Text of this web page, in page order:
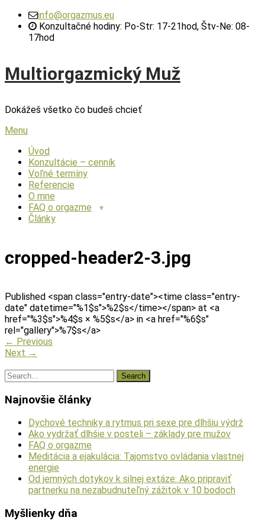
Skip
content
info@orgazmus.eu
Konzultačné hodiny: Po-Str: 17-21hod, Štv-Ne: 08-
17hod
Multiorgazmický Muž
Dokážeš všetko čo budeš chcieť
Menu
Úvod
Konzultácie – cenník
Voľné termíny
Referencie
O mne
FAQ o orgazme
Články
cropped-header2-3.jpg
Published <span class="entry-date"><time class="entry-
date" datetime="%1$s">%2$s</time></span> at <a
href="%3$s">%4$s × %5$s</a> in <a href="%6$s"
rel="gallery">%7$s</a>
← Previous
Next →
Najnovšie články
Dychové techniky a rytmus pri sexe pre dlhšiu výdrž
Ako vydržať dlhšie v posteli – základy pre mužov
FAQ o orgazme
Meditácia a ejakulácia: Tajomstvo ovládania vlastnej
energie
Od jemných dotykov k silnej extáze: Ako pripraviť
partnerku na nezabudnuteľný zážitok v 10 bodoch
Myšlienky dňa